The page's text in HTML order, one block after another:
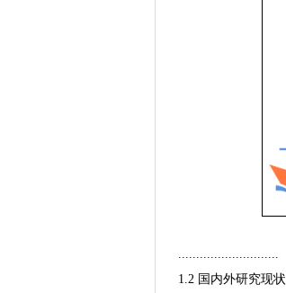
1.2 国内外研究现状